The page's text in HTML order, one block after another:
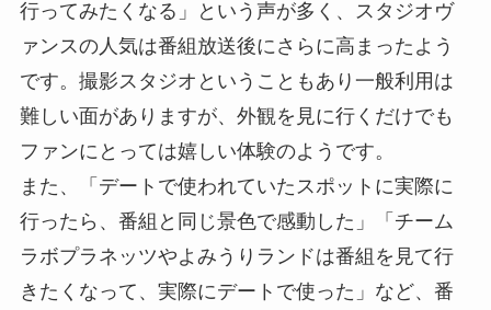
行ってみたくなる」という声が多く、スタジオヴ
ァンスの人気は番組放送後にさらに高まったよう
です。撮影スタジオということもあり一般利用は
難しい面がありますが、外観を見に行くだけでも
ファンにとっては嬉しい体験のようです。
また、「デートで使われていたスポットに実際に
行ったら、番組と同じ景色で感動した」「チーム
ラボプラネッツやよみうりランドは番組を見て行
きたくなって、実際にデートで使った」など、番